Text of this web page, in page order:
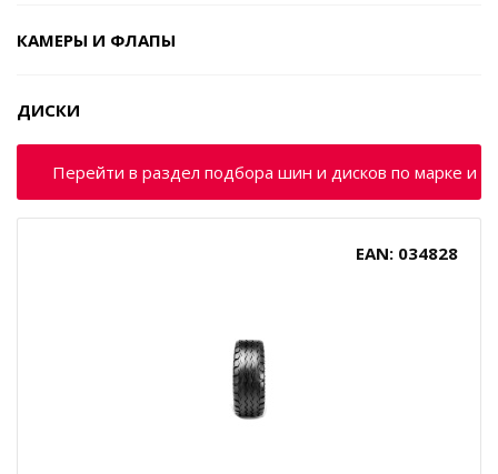
КАМЕРЫ И ФЛАПЫ
ДИСКИ
Перейти в раздел подбора шин и дисков по марке и
EAN: 034828